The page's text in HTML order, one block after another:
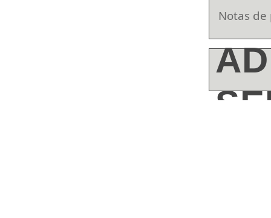
Notas